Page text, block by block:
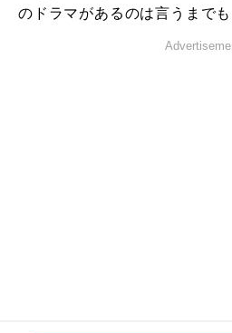
のドラマがあるのは言うまで